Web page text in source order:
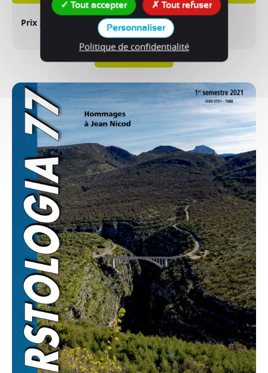
Prix
Voir le produit
Tout accepter Tout refuser
Personnaliser
Politique de confidentialité